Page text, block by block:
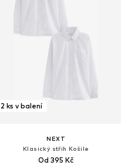
2 ks v balení
NEXT
Klasický střih Košile
Od 395 Kč